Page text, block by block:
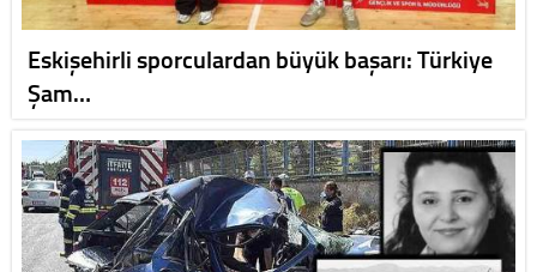
Eskişehirli sporculardan büyük başarı: Türkiye
Şam…